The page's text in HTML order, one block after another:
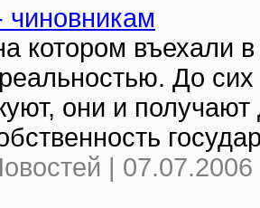
котором въехали
До
они и получают
| 07.07.2006